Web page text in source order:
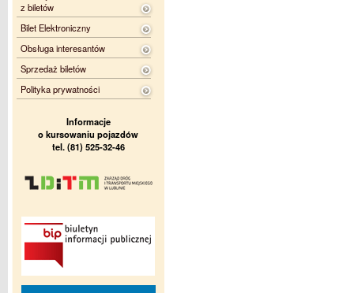
z biletów
Bilet Elektroniczny
Obsługa interesantów
Sprzedaż biletów
Polityka prywatności
Informacje
o kursowaniu pojazdów
tel. (81) 525-32-46